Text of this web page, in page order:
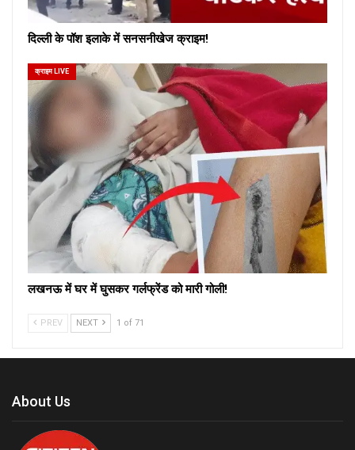
दिल्ली के पॉश इलाके में सनसनीखेज क्राइम!
क्राइम LIVE
लखनऊ में घर में घुसकर गर्लफ्रेंड को मारी गोली!
PREV NEXT 1 of 71
About Us